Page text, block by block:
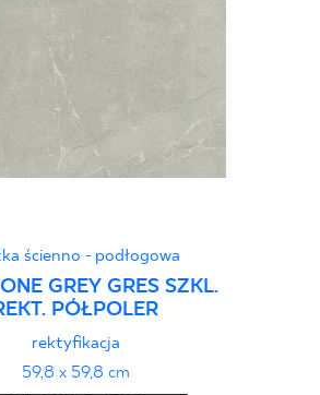
ścienno - podłogowa
GREY GRES SZKL.
PÓŁPOLER
rektyfikacja
59,8 x 59,8 cm